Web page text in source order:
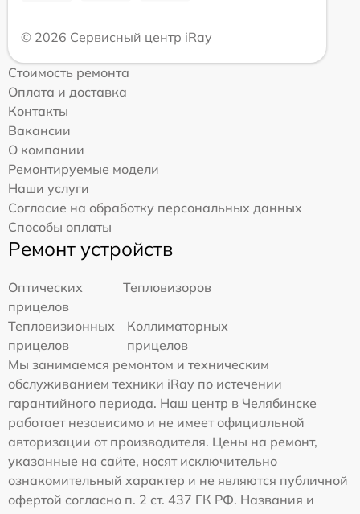
© 2026 Сервисный центр iRay
Стоимость ремонта
Оплата и доставка
Контакты
Вакансии
О компании
Ремонтируемые модели
Наши услуги
Согласие на обработку персональных данных
Способы оплаты
Ремонт устройств
Оптических
прицелов
Тепловизоров
Тепловизионных
прицелов
Коллиматорных
прицелов
Мы занимаемся ремонтом и техническим
обслуживанием техники iRay по истечении
гарантийного периода. Наш центр в Челябинске
работает независимо и не имеет официальной
авторизации от производителя. Цены на ремонт,
указанные на сайте, носят исключительно
ознакомительный характер и не являются публичной
офертой согласно п. 2 ст. 437 ГК РФ. Названия и